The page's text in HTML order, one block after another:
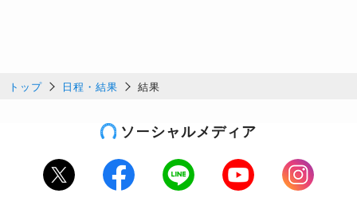
トップ 日程・結果 結果
ソーシャルメディア
Twitter Facebook LINE Youtube
Instagram